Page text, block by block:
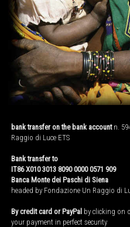
bank transfer on the bank accountn.
Raggio di Luce ETS
Bank transfer to
IT86 X010 3013 8090 0000 0571 909
Banca Monte dei Paschi di Siena
headed by Fondazione Un Raggio di
By credit card or PayPal by clicking on
your payment in perfect security